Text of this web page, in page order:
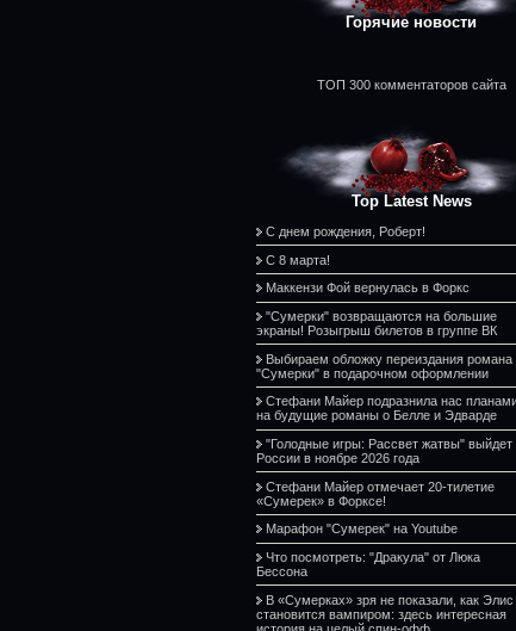
Горячие новости
ТОП 300 комментаторов сайта
Top Latest News
С днем рождения, Роберт!
С 8 марта!
Маккензи Фой вернулась в Форкс
"Сумерки" возвращаются на большие
экраны! Розыгрыш билетов в группе ВК
Выбираем обложку переиздания романа
"Сумерки" в подарочном оформлении
Стефани Майер подразнила нас
на будущие романы о Белле и Эдварде
"Голодные игры: Рассвет жатвы" выйдет
России в ноябре 2026 года
Стефани Майер отмечает 20-тилетие
«Сумерек» в Форксе!
Марафон "Сумерек" на Youtube
Что посмотреть: "Дракула" от Люка
Бессона
В «Сумерках» зря не показали, как Элис
становится вампиром: здесь интересная
история на целый спин-офф